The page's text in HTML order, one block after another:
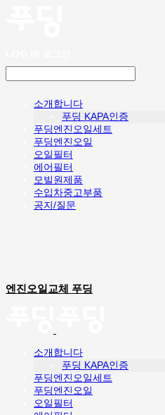
소개합니다
푸딩 KAPA인증
푸딩엔진오일세트
푸딩엔진오일
오일필터
에어필터
모빌원제품
수입차중고부품
공지/질문
엔진오일교체 푸딩
소개합니다
푸딩 KAPA인증
푸딩엔진오일세트
푸딩엔진오일
오일필터